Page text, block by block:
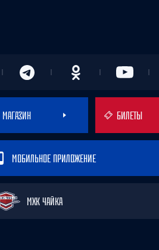
МАГАЗИН БИЛЕТЫ
МОБИЛЬНОЕ ПРИЛОЖЕНИЕ
МХК ЧАЙКА